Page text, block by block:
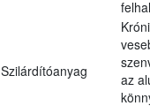
Szilárdítóanyag
az